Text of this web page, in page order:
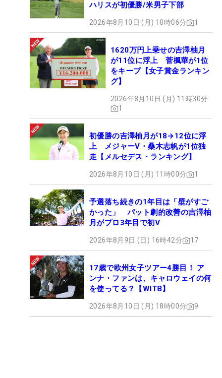
ハリスが初優勝/米男子下部
2026年8月10日 (月) 10時06分 1
1620万円上乗せの吉澤柚月
が11位に浮上 菅楓華が1位
をキープ【女子賞金ランキン
グ】
2026年8月10日 (月) 11時30分
1
初優勝の吉澤柚月が18→12位に浮
上 メジャーV・桑木志帆が1位独
走【メルセデス・ランキング】
2026年8月10日 (月) 11時00分 1
予選落ち続きの1年目は「壁がすご
かった」 パット劇的改善の吉澤柚
月がプロ3年目で初V
2026年8月9日 (日) 16時42分 17
17歳で欧州女子ツアー4勝目！ ア
ンナ・ファンは、キャロウェイの何
を使ってる？【WITB】
2026年8月10日 (月) 18時00分 9